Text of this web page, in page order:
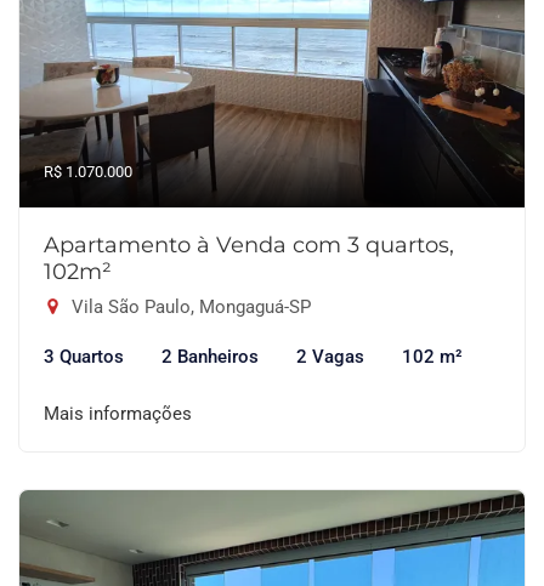
R$ 1.070.000
Apartamento à Venda com 3 quartos,
102m²
Vila São Paulo, Mongaguá-SP
3 Quartos 2 Banheiros 2 Vagas 102 m²
Mais informações